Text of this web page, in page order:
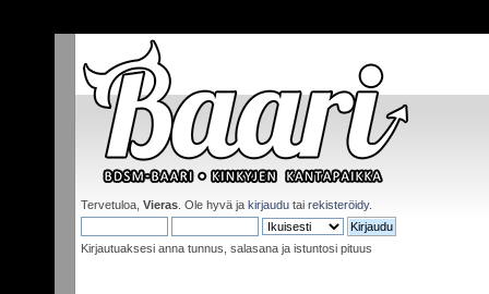
Tervetuloa, Vieras . Ole hyvä ja kirjaudu tai rekisteröidy.
Kirjautuaksesi anna tunnus, salasana ja istuntosi pituus